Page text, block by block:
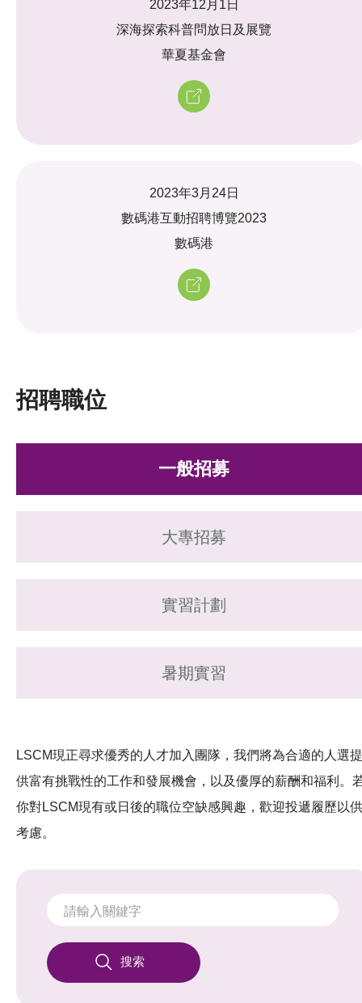
2023年12月1日
深海探索科普問放日及展覽
華夏基金會
2023年3月24日
數碼港互動招聘博覽2023
數碼港
招聘職位
一般招募
大專招募
實習計劃
暑期實習
LSCM現正尋求優秀的人才加入團隊，我們將為合適的人選提
供富有挑戰性的工作和發展機會，以及優厚的薪酬和福利。
你對LSCM現有或日後的職位空缺感興趣，歡迎投遞履歷以供
考慮。
搜索